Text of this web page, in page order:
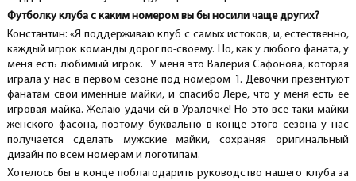
Футболку клуба с каким номером вы бы носили чаще других?
Константин: «Я поддерживаю клуб с самых истоков, и, естественно,
каждый игрок команды дорог по-своему. Но, как у любого фаната, у
меня есть любимый игрок. У меня это Валерия Сафонова, которая
играла у нас в первом сезоне под номером 1. Девочки презентуют
фанатам свои именные майки, и спасибо Лере, что у меня есть ее
игровая майка. Желаю удачи ей в Уралочке! Но это все-таки майки
женского фасона, поэтому буквально в конце этого сезона у нас
получается сделать мужские майки, сохраняя оригинальный
дизайн по всем номерам и логотипам.
Хотелось бы в конце поблагодарить руководство нашего клуба за